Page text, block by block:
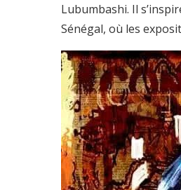
Lubumbashi. Il
Sénégal, où les